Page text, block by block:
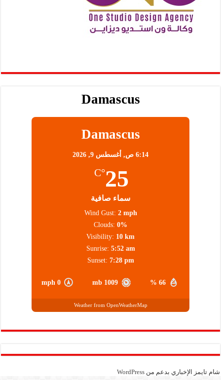
Damascus
Damascus
6:14 ص, أغسطس 9, 2026
25
°C
سماء صافية
66 %
1009 mb
0 mph
Wind Gust: 2 mph
Clouds: 0%
Visibility: 10 km
Sunrise: 5:52 am
Sunset: 7:28 pm
Weather from OpenWeatherMap
شام تايمز الإخباري بدعم منWordPress